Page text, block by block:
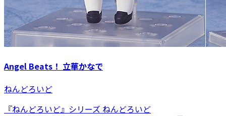
Angel Beats！ 立華かなで
ねんどろいど
『ねんどろいど』シリーズ ねんどろいど